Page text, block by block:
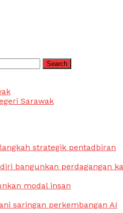
Sarawak
strategik pentadbiran
bangunkan perdagangan
modal insan
saringan perkembangan AI